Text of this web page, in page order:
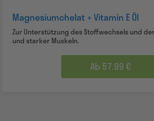
Magnesiumchelat + Vitamin E Öl
Zur Unterstützung des Stoffwechsels und
und starker Muskeln.
Ab 57.99 €